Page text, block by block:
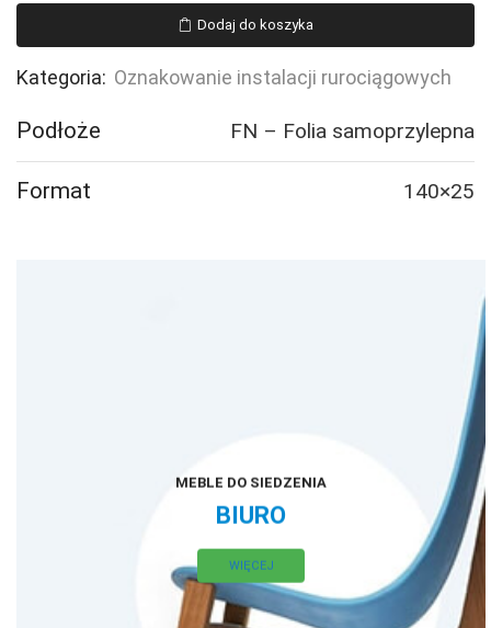
POWIETRZE
STERUJĄCE
-
naklejek
Dodaj do koszyka
Kategoria: Oznakowanie instalacji rurociągowych
Podłoże FN – Folia samoprzylepna
Format 140×25
MEBLE DO SIEDZENIA
BIURO
WIĘCEJ